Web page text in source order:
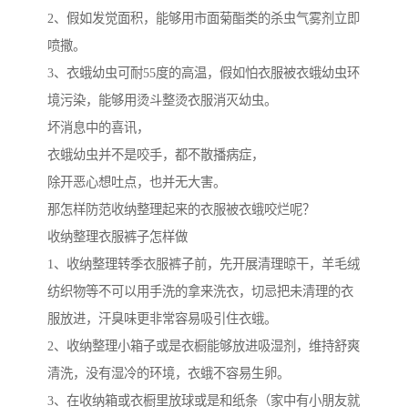
2、假如发觉面积，能够用市面菊酯类的杀虫气雾剂立即
喷撒。
3、衣蛾幼虫可耐55度的高温，假如怕衣服被衣蛾幼虫环
境污染，能够用烫斗整烫衣服消灭幼虫。
坏消息中的喜讯，
衣蛾幼虫并不是咬手，都不散播病症，
除开恶心想吐点，也并无大害。
那怎样防范收纳整理起来的衣服被衣蛾咬烂呢？
收纳整理衣服裤子怎样做
1、收纳整理转季衣服裤子前，先开展清理晾干，羊毛绒
纺织物等不可以用手洗的拿来洗衣，切忌把未清理的衣
服放进，汗臭味更非常容易吸引住衣蛾。
2、收纳整理小箱子或是衣橱能够放进吸湿剂，维持舒爽
清洗，没有湿冷的环境，衣蛾不容易生卵。
3、在收纳箱或衣橱里放球或是和纸条（家中有小朋友就